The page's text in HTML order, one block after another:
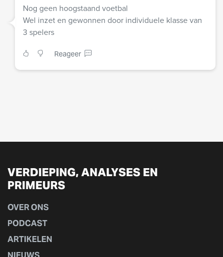
Nog geen hoogstaand voetbal
Wel inzet en gewonnen door individuele klasse van
3 spelers
Reageer
VERDIEPING, ANALYSES EN
PRIMEURS
OVER ONS
PODCAST
ARTIKELEN